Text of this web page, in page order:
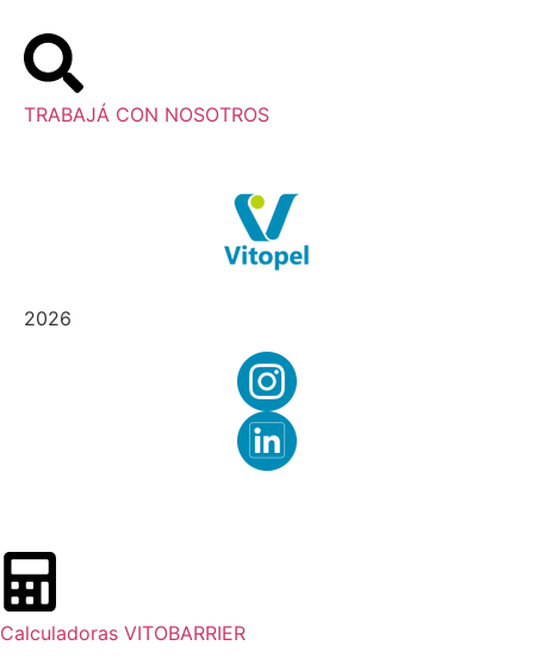
TRABAJÁ CON NOSOTROS
2026
Calculadoras VITOBARRIER